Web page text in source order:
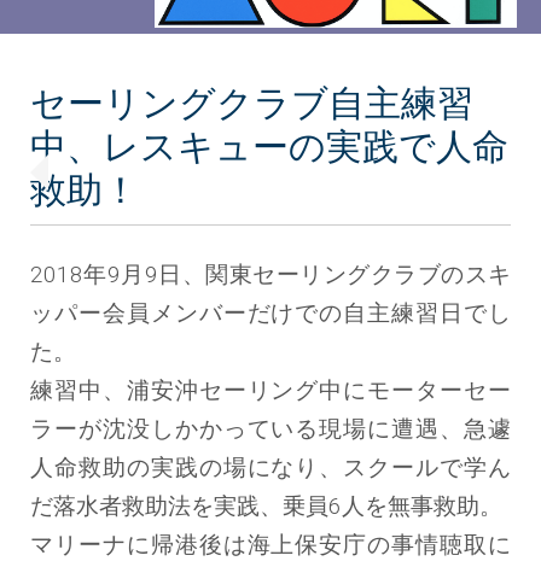
セーリングクラブ自主練習
中、レスキューの実践で人命
救助！
2018年9月9日、関東セーリングクラブのスキ
ッパー会員メンバーだけでの自主練習日でし
た。
練習中、浦安沖セーリング中にモーターセー
ラーが沈没しかかっている現場に遭遇、急遽
人命救助の実践の場になり、スクールで学ん
だ落水者救助法を実践、乗員6人を無事救助。
マリーナに帰港後は海上保安庁の事情聴取に